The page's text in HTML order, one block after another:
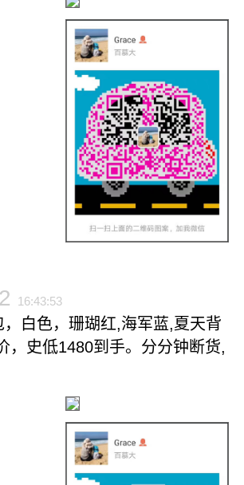
16:43:53
白色，珊瑚红,海军蓝,夏天背
，史低1480到手。分分钟断货,